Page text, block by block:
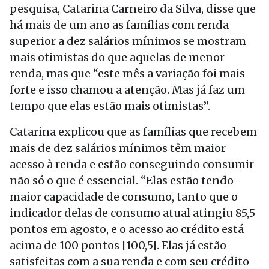
pesquisa, Catarina Carneiro da Silva, disse que
há mais de um ano as famílias com renda
superior a dez salários mínimos se mostram
mais otimistas do que aquelas de menor
renda, mas que “este mês a variação foi mais
forte e isso chamou a atenção. Mas já faz um
tempo que elas estão mais otimistas”.
Catarina explicou que as famílias que recebem
mais de dez salários mínimos têm maior
acesso à renda e estão conseguindo consumir
não só o que é essencial. “Elas estão tendo
maior capacidade de consumo, tanto que o
indicador delas de consumo atual atingiu 85,5
pontos em agosto, e o acesso ao crédito está
acima de 100 pontos [100,5]. Elas já estão
satisfeitas com a sua renda e com seu crédito